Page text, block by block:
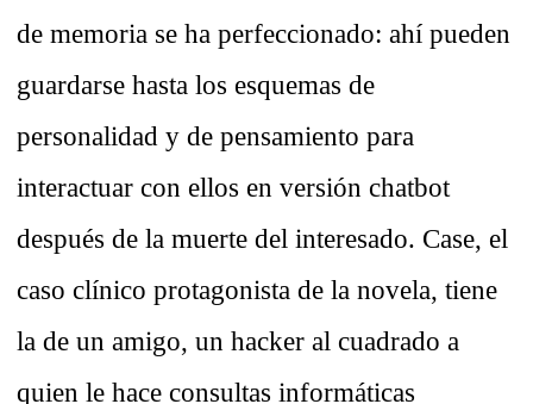
de memoria se ha perfeccionado: ahí pueden
guardarse hasta los esquemas de
personalidad y de pensamiento para
interactuar con ellos en versión chatbot
después de la muerte del interesado. Case, el
caso clínico protagonista de la novela, tiene
la de un amigo, un hacker al cuadrado a
quien le hace consultas informáticas